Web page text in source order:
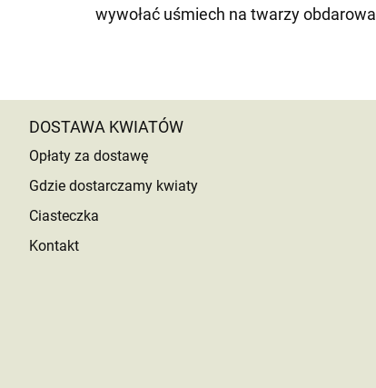
wywołać uśmiech na twarzy
DOSTAWA KWIATÓW
Opłaty za dostawę
Gdzie dostarczamy kwiaty
Ciasteczka
Kontakt